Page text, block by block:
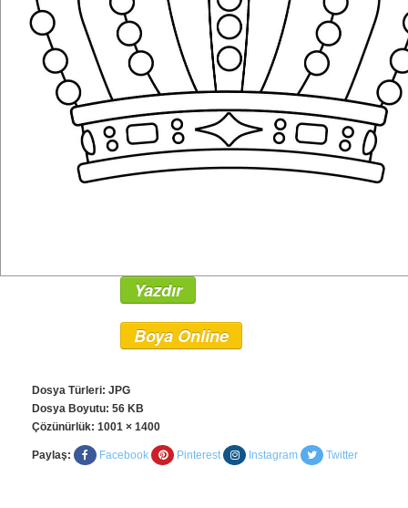
Yazdır
Boya Online
Dosya Türleri: JPG
Dosya Boyutu: 56 KB
Çözünürlük: 1001 × 1400
Paylaş: Facebook Pinterest Instagram Twitter